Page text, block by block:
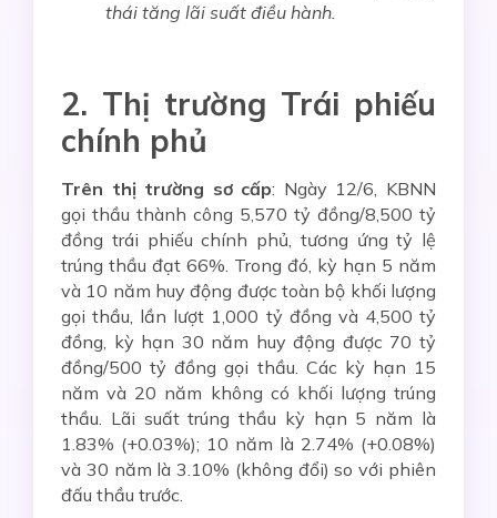
thái tăng lãi suất điều hành.
2. Thị trường Trái phiếu
chính phủ
Trên thị trường sơ cấp: Ngày 12/6, KBNN
gọi thầu thành công 5,570 tỷ đồng/8,500 tỷ
đồng trái phiếu chính phủ, tương ứng tỷ lệ
trúng thầu đạt 66%. Trong đó, kỳ hạn 5 năm
và 10 năm huy động được toàn bộ khối lượng
gọi thầu, lần lượt 1,000 tỷ đồng và 4,500 tỷ
đồng, kỳ hạn 30 năm huy động được 70 tỷ
đồng/500 tỷ đồng gọi thầu. Các kỳ hạn 15
năm và 20 năm không có khối lượng trúng
thầu. Lãi suất trúng thầu kỳ hạn 5 năm là
1.83% (+0.03%); 10 năm là 2.74% (+0.08%)
và 30 năm là 3.10% (không đổi) so với phiên
đấu thầu trước.